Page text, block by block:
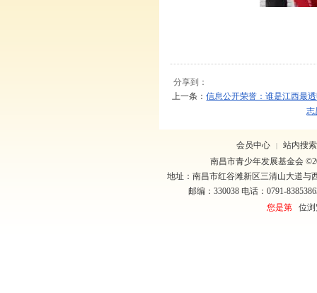
分享到：
上一条：信息公开荣誉：谁是江西最
志
会员中心 |
站内搜索
南昌市青少年发展基金会
地址：南昌市红谷滩新区三清山大道与
邮编：330038 电话：0791-
您是第位